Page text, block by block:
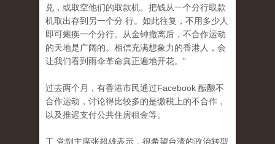
兑，或取空他们的取款机。把钱从一个分行取款
机取出存到另一个分 行。如此往复，不用多少人
即可瘫痪一个分行。从金钟撤离后，不合作运动
的天地是广阔的。相信充满想象力的香港人，会
让我们看到雨伞革命真正遍地开花。”
过去两个月，有香港市民通过Facebook 酝酿不
合作运动，讨论得比较多的是缴税上的不合作 ，
以及推迟支付公共住房租金等。
工 党副主席张超雄表示，很希望台湾的政治转型